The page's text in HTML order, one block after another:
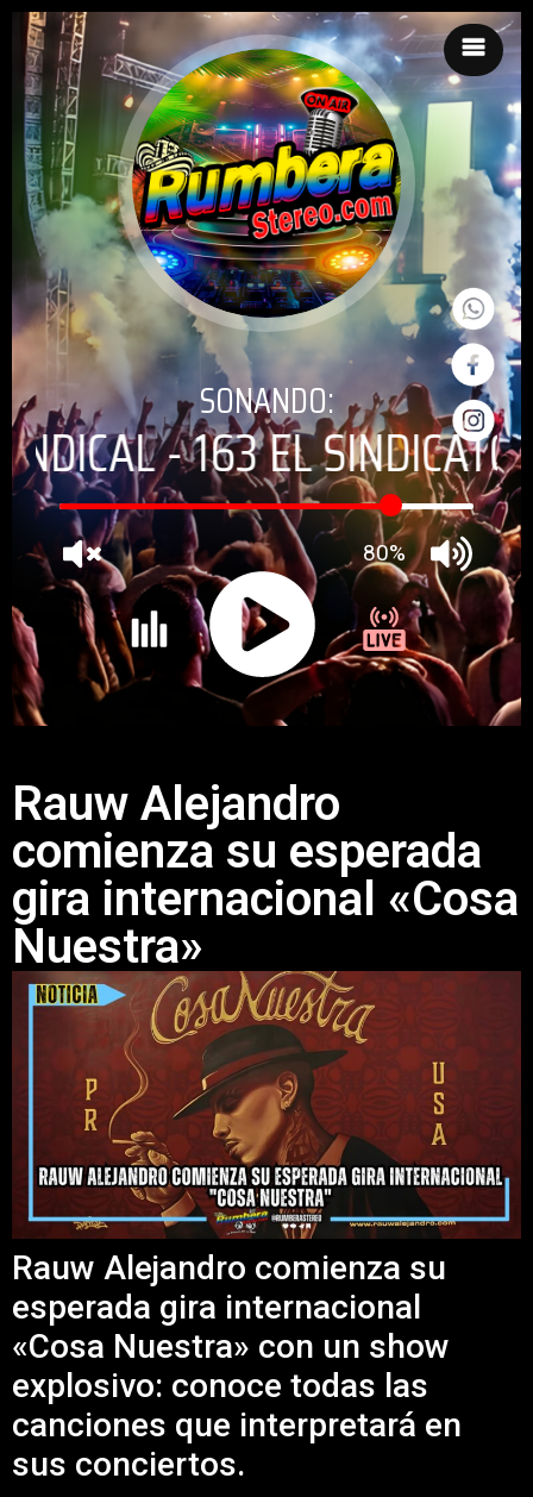
Rauw Alejandro
comienza su esperada
gira internacional «Cosa
Nuestra»
Rauw Alejandro comienza su
esperada gira internacional
«Cosa Nuestra» con un show
explosivo: conoce todas las
canciones que interpretará en
sus conciertos.